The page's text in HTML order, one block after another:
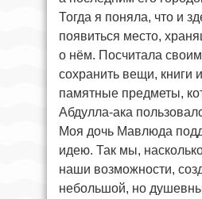
Тогда я поняла, что и
появиться место,
о нём. Посчитала
сохранить вещи, книги
памятные предметы,
Абдулла-ака
Моя дочь Мавлюда
идею. Так мы,
наши возможности,
небольшой, но